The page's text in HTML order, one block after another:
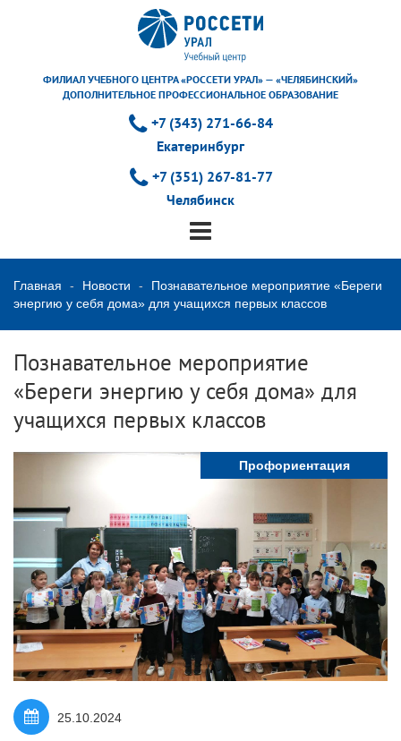
ФИЛИАЛ УЧЕБНОГО ЦЕНТРА «РОССЕТИ УРАЛ» — «ЧЕЛЯБИНСКИЙ»
ДОПОЛНИТЕЛЬНОЕ ПРОФЕССИОНАЛЬНОЕ ОБРАЗОВАНИЕ
+7 (343) 271-66-84
Екатеринбург
+7 (351) 267-81-77
Челябинск
Главная Новости
Познавательное мероприятие «Береги
энергию у себя дома» для учащихся первых классов
Познавательное мероприятие
«Береги энергию у себя дома» для
учащихся первых классов
Профориентация
25.10.2024